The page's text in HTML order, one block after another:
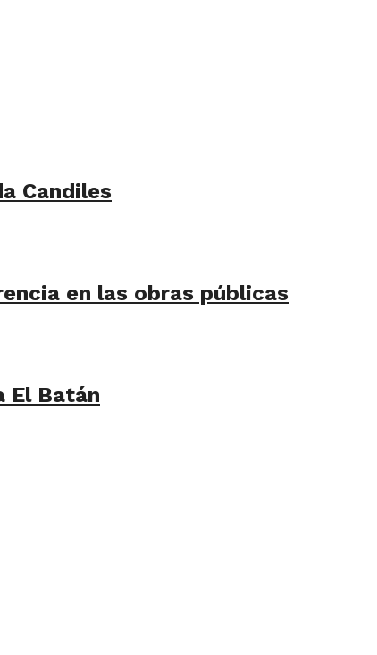
Candiles
en las obras públicas
El Batán